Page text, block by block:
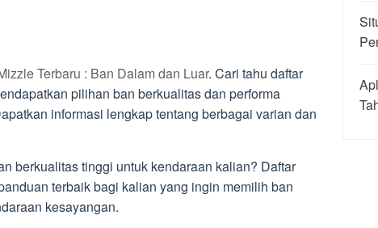
Terbaru : Ban Dalam dan Luar. Cari tahu daftar
pilihan ban berkualitas dan performa
informasi lengkap tentang berbagai varian dan
berkualitas tinggi untuk kendaraan kalian? Daftar
terbaik bagi kalian yang ingin memilih ban
kesayangan.